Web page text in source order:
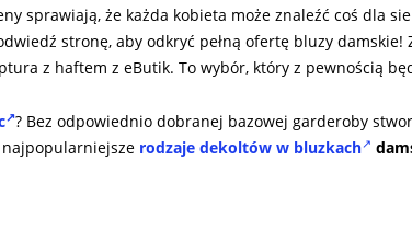
sprawiają, że każda kobieta może znaleźć coś dla
stronę, aby odkryć pełną ofertę bluzy
z haftem z eButik. To wybór, który z pewnością
? Bez odpowiednio dobranej bazowej garderoby
rodzaje dekoltów w bluzkach